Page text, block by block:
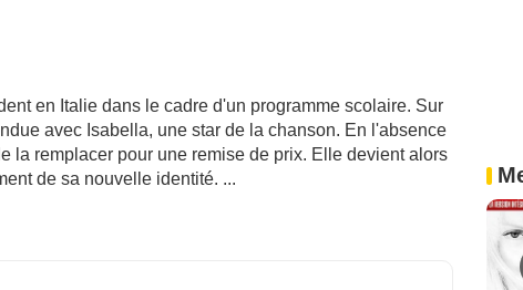
en Italie dans le cadre d'un programme scolaire. Sur
avec Isabella, une star de la chanson. En l'absence
la remplacer pour une remise de prix. Elle devient alors
de sa nouvelle identité. ...